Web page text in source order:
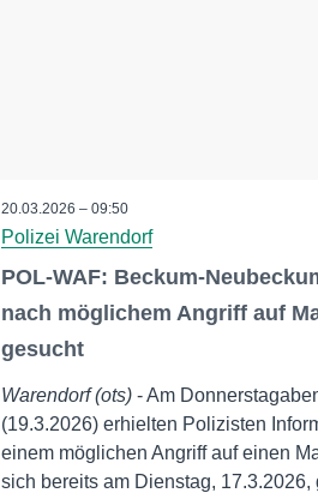
20.03.2026 – 09:50
Polizei Warendorf
POL-WAF: Beckum-
nach möglichem Angriff auf
gesucht
Warendorf (ots)- Am
(19.3.2026) erhielten Polizisten
einem möglichen Angriff auf einen
sich bereits am Dienstag, 17.3.2026,